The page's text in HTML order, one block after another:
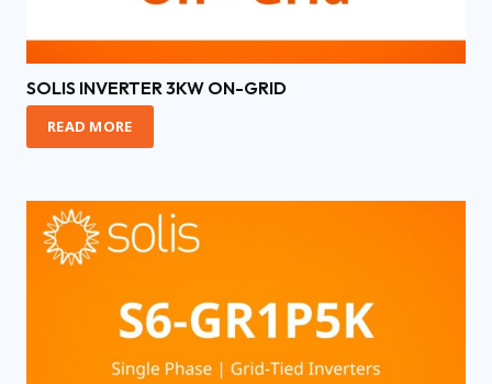
SOLIS INVERTER 3KW ON-GRID
READ MORE